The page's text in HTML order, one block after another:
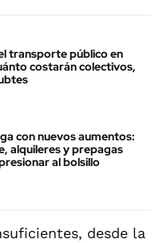
transporte público en
costarán colectivos,
con nuevos aumentos:
alquileres y prepagas
al bolsillo
desde la